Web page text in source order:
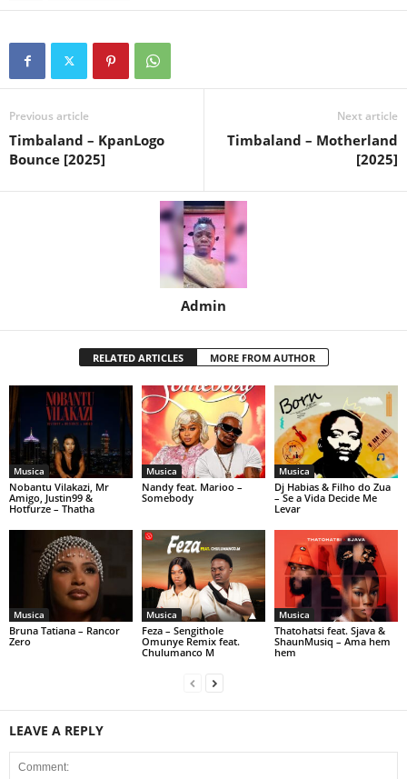
Previous article
Timbaland – KpanLogo
Bounce [2025]
Next article
Timbaland – Motherland
[2025]
Admin
RELATED ARTICLES MORE FROM AUTHOR
Musica
Nobantu Vilakazi, Mr
Amigo, Justin99 &
Hotfurze – Thatha
Musica
Nandy feat. Marioo –
Somebody
Musica
Dj Habias & Filho do Zua
– Se a Vida Decide Me
Levar
Musica
Bruna Tatiana – Rancor
Zero
Musica
Feza – Sengithole
Omunye Remix feat.
Chulumanco M
Musica
Thatohatsi feat. Sjava &
ShaunMusiq – Ama hem
hem
LEAVE A REPLY